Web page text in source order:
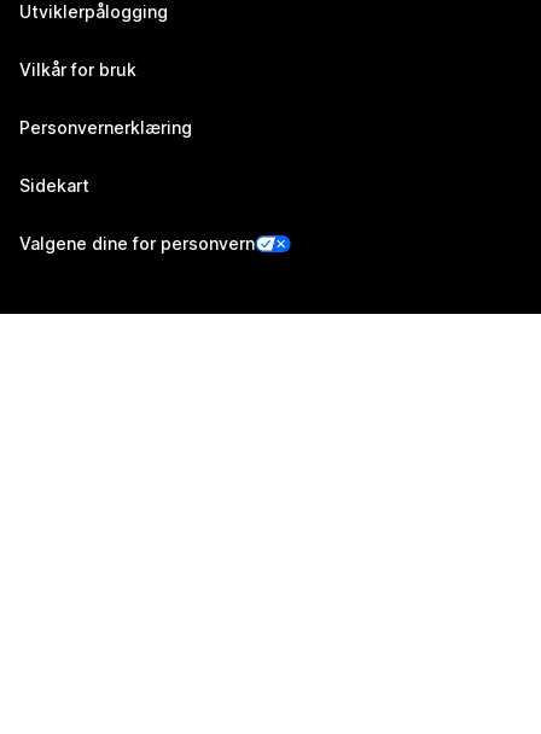
Utviklerpålogging
Vilkår for bruk
Personvernerklæring
Sidekart
Valgene dine for personvern